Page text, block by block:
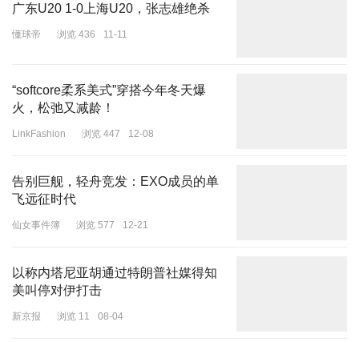
据界面新闻，世纪悦福负责人向记者回应表示，世纪悦福确为汇福的
客户，但世纪悦福所用车队为自有车队，一切操作流程皆符合国家食
目前，中储粮油脂（天津）与汇福两家公司尚未公布涉事食用油所流
编辑|程鹏 杜恒峰
每日经济新闻综合自读特新闻、蓝鲸新闻、第一财经，界面新闻（记
者：李烨）、新京报
广东U20 1-0上海U20，张志雄绝杀
懂球帝 浏览 436 11-11
“softcore柔系美式”穿搭今年冬天爆
火，松弛又减龄！
LinkFashion 浏览 447 12-08
告别巨舰，轻舟竞发：EXO成员的单
飞远征时代
仙女事件簿 浏览 577 12-21
以称内塔尼亚胡通过特朗普社媒得知
美叫停对伊打击
新京报 浏览 11 08-04